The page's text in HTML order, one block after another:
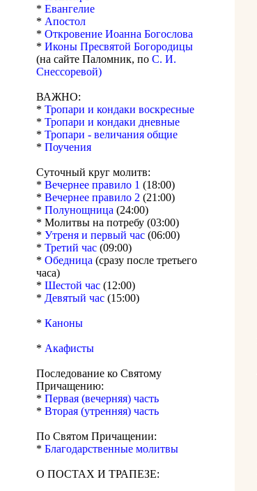
* Евангелие
* Апостол
* Откровение Иоанна Богослова
* Иконы Пресвятой Богородицы
(на сайте Паломник, по С. И.
Снессоревой)
ВАЖНО:
* Тропари и кондаки воскресные
* Тропари и кондаки дневные
* Тропари - величания общие
* Поучения
Суточный круг молитв:
* Вечернее правило 1 (18:00)
* Вечернее правило 2 (21:00)
* Полунощница (24:00)
* Молитвы на потребу (03:00)
* Утреня и первый час (06:00)
* Третий час (09:00)
* Обедница (сразу после третьего
часа)
* Шестой час (12:00)
* Девятый час (15:00)
* Каноны
* Акафисты
Последование ко Святому
Причащению:
* Первая (вечерняя) часть
* Вторая (утренняя) часть
По Святом Причащении:
* Благодарственные молитвы
О ПОСТАХ И ТРАПЕЗЕ: